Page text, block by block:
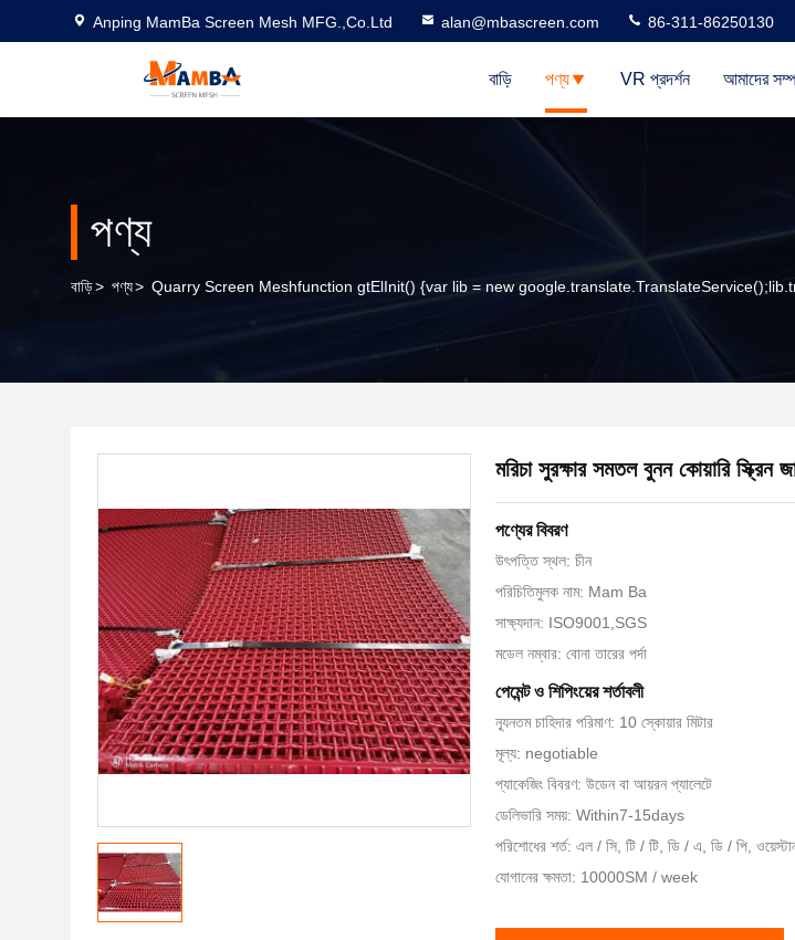
Anping MamBa Screen Mesh MFG.,Co.Ltd alan@mbascreen.com 86-311-86250130
বাড়ি পণ্য VR প্রদর্শন আমাদের
পণ্য
বাড়ি> পণ্য> Quarry Screen Meshfunction gtElInit() {var lib = new
মরিচা সুরক্ষার সমতল বুনন কোয়ারি স্ক্রিন
পণ্যের বিবরণ
উৎপত্তি স্থল: চীন
পরিচিতিমুলক নাম: Mam Ba
সাক্ষ্যদান: ISO9001,SGS
মডেল নম্বার: বোনা তারের পর্দা
পেমেন্ট ও শিপিংয়ের শর্তাবলী
ন্যূনতম চাহিদার পরিমাণ: 10 স্কোয়ার মিটার
মূল্য: negotiable
প্যাকেজিং বিবরণ: উডেন বা আয়রন প্যালেটে
ডেলিভারি সময়: Within7-15days
পরিশোধের শর্ত: এল / সি, টি / টি, ডি / এ, ডি / পি,
যোগানের ক্ষমতা: 10000SM / week